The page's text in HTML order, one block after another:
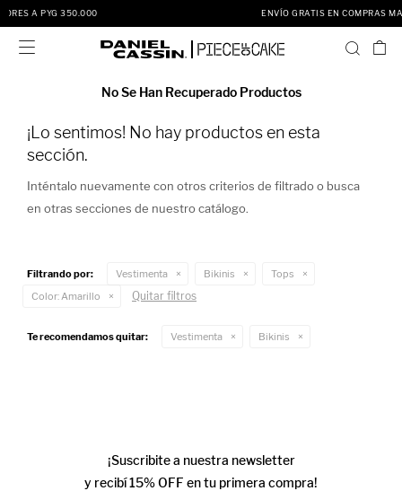
ENVÍO GRATIS EN COMPRAS MAYORES A PYG

No Se Han Recuperado Productos
¡Lo sentimos! No hay productos en esta
sección.
Inténtalo nuevamente con otros criterios de filtrado o busca
en otras secciones de nuestro catálogo.
Filtrando por: Vestimenta Bikinis
Tops
Color:Amarillo Quitar filtros
Te recomendamos quitar: Vestimenta Bikinis
¡Suscribite a nuestra newsletter
y recibí 15% OFF en tu primera compra!